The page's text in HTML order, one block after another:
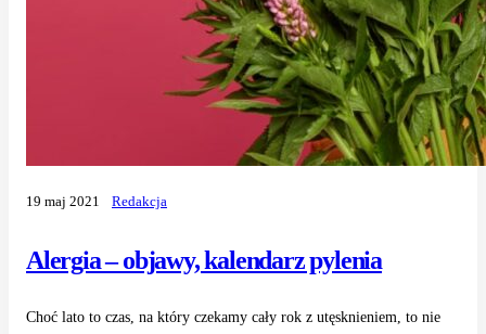
Alergia – objawy, kalendarz pylenia
19 maj 2021 Redakcja
Choć lato to czas, na który czekamy cały rok z utęsknieniem, to nie